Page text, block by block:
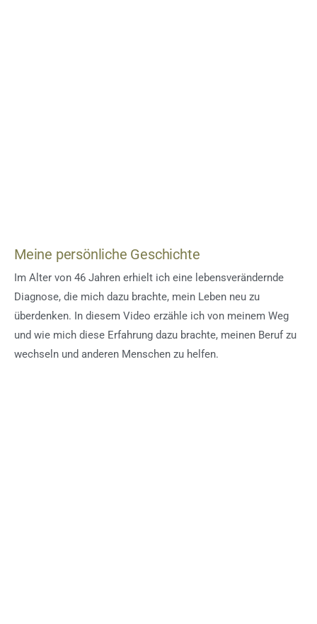
Meine persönliche Geschichte
Im Alter von 46 Jahren erhielt ich eine lebensverändernde
Diagnose, die mich dazu brachte, mein Leben neu zu
überdenken. In diesem Video erzähle ich von meinem Weg
und wie mich diese Erfahrung dazu brachte, meinen Beruf zu
wechseln und anderen Menschen zu helfen.